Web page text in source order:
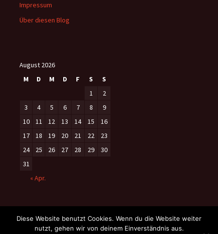
Impressum
Über diesen Blog
August 2026
M
D M D F S
S
1
2
3
4 5 6 7 8
9
10
11 12 13 14 15
16
17
18 19 20 21 22
23
24
25 26 27 28 29
30
31
« Apr.
Diese Website benutzt Cookies. Wenn du die Website weiter
nutzt, gehen wir von deinem Einverständnis aus.